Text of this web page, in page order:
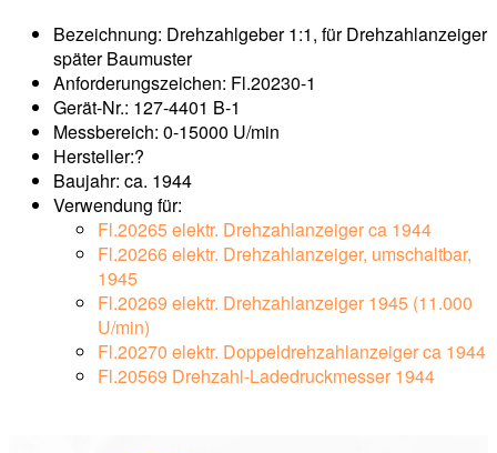
Bezeichnung: Drehzahlgeber 1:1, für Drehzahlanzeiger
später Baumuster
Anforderungszeichen: Fl.20230-1
Gerät-Nr.: 127-4401 B-1
Messbereich: 0-15000 U/min
Hersteller:?
Baujahr: ca. 1944
Verwendung für:
Fl.20265 elektr. Drehzahlanzeiger ca 1944
Fl.20266 elektr. Drehzahlanzeiger, umschaltbar,
1945
Fl.20269 elektr. Drehzahlanzeiger 1945 (11.000
U/min)
Fl.20270 elektr. Doppeldrehzahlanzeiger ca 1944
Fl.20569 Drehzahl-Ladedruckmesser 1944